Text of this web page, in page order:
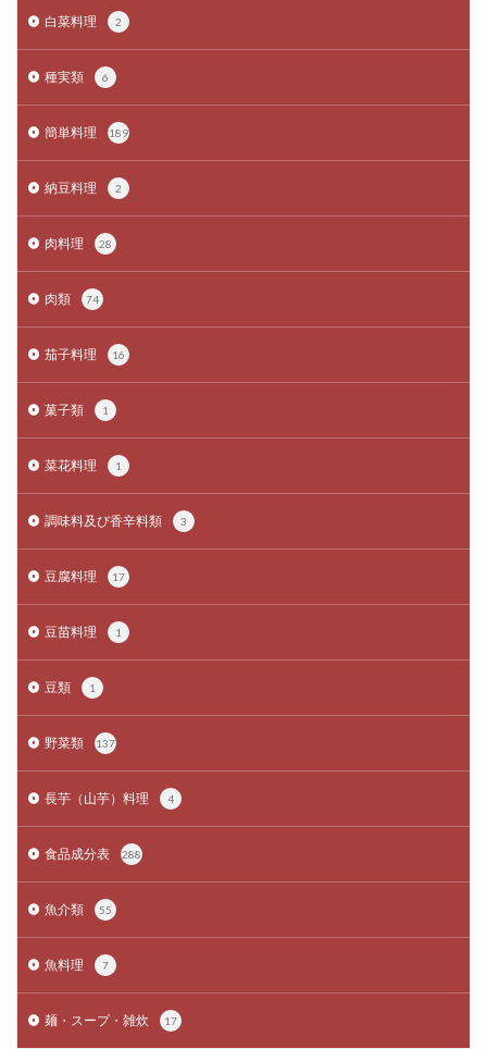
白菜料理 2
種実類 6
簡単料理 189
納豆料理 2
肉料理 28
肉類 74
茄子料理 16
菓子類 1
菜花料理 1
調味料及び香辛料類 3
豆腐料理 17
豆苗料理 1
豆類 1
野菜類 137
長芋（山芋）料理 4
食品成分表 288
魚介類 55
魚料理 7
麺・スープ・雑炊 17